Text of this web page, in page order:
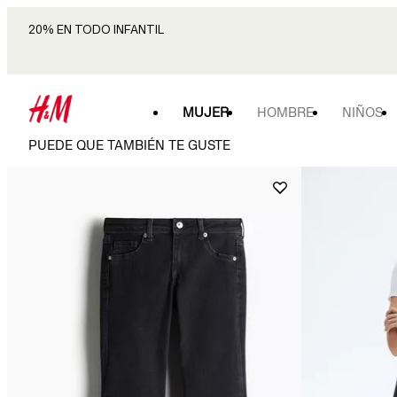
20% EN TODO INFANTIL
MUJER HOMBRE NIÑOS
PUEDE QUE TAMBIÉN TE GUSTE